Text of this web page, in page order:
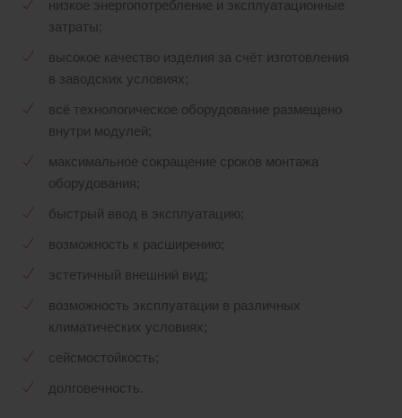
низкое энергопотребление и эксплуатационные
затраты;
высокое качество изделия за счёт изготовления
в заводских условиях;
всё технологическое оборудование размещено
внутри модулей;
максимальное сокращение сроков монтажа
оборудования;
быстрый ввод в эксплуатацию;
возможность к расширению;
эстетичный внешний вид;
возможность эксплуатации в различных
климатических условиях;
сейсмостойкость;
долговечность.